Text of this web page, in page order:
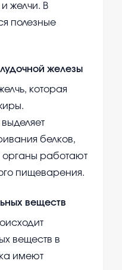
желчи. В
полезные
железы
которая
белков,
органы работают
пищеварения.
веществ
веществ в
имеют